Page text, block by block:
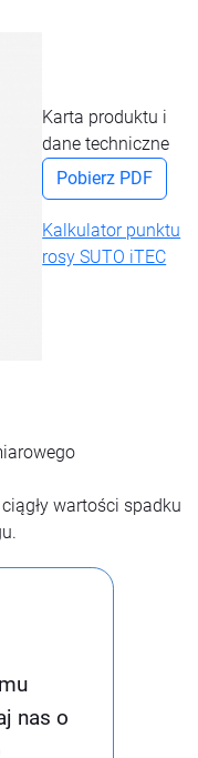
Karta produktu i
dane techniczne
Pobierz PDF
Kalkulator punktu
rosy SUTO iTEC
wartości spadku
nas o